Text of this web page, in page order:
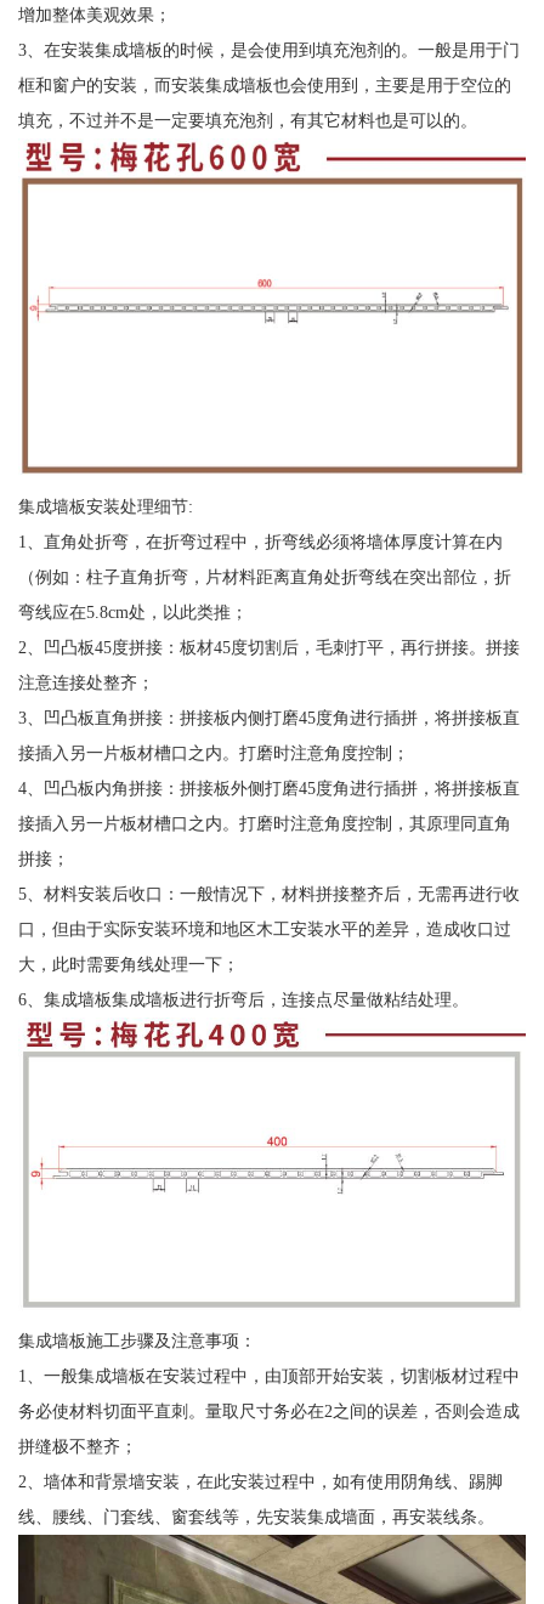
增加整体美观效果；
3、在安装集成墙板的时候，是会使用到填充泡剂的。一般是用于门
框和窗户的安装，而安装集成墙板也会使用到，主要是用于空位的
填充，不过并不是一定要填充泡剂，有其它材料也是可以的。
集成墙板安装处理细节:
1、直角处折弯，在折弯过程中，折弯线必须将墙体厚度计算在内
（例如：柱子直角折弯，片材料距离直角处折弯线在突出部位，折
弯线应在5.8cm处，以此类推；
2、凹凸板45度拼接：板材45度切割后，毛刺打平，再行拼接。拼接
注意连接处整齐；
3、凹凸板直角拼接：拼接板内侧打磨45度角进行插拼，将拼接板直
接插入另一片板材槽口之内。打磨时注意角度控制；
4、凹凸板内角拼接：拼接板外侧打磨45度角进行插拼，将拼接板直
接插入另一片板材槽口之内。打磨时注意角度控制，其原理同直角
拼接；
5、材料安装后收口：一般情况下，材料拼接整齐后，无需再进行收
口，但由于实际安装环境和地区木工安装水平的差异，造成收口过
大，此时需要角线处理一下；
6、集成墙板集成墙板进行折弯后，连接点尽量做粘结处理。
集成墙板施工步骤及注意事项：
1、一般集成墙板在安装过程中，由顶部开始安装，切割板材过程中
务必使材料切面平直刺。量取尺寸务必在2之间的误差，否则会造成
拼缝极不整齐；
2、墙体和背景墙安装，在此安装过程中，如有使用阴角线、踢脚
线、腰线、门套线、窗套线等，先安装集成墙面，再安装线条。